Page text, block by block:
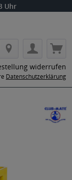
Uhr
widerrufen
Datenschutzerklärung